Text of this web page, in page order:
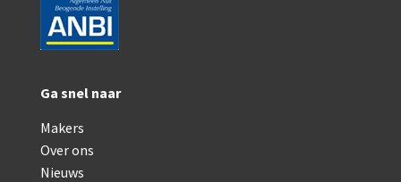
Nachet, ‘plus simple’ (1862-1880)
Beck & Beck, ‘popular microscope’ (1867)
Bianchi, trommelmicroscoop (1869-1873)
Ga snel naar
Makers
Over ons
Nieuws